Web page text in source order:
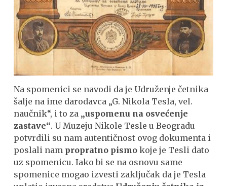
Na spomenici se navodi da je Udruženje četnika
šalje na ime darodavca „G. Nikola Tesla, vel.
naučnik“, i to za „uspomenu na osvećenje
zastave“. U Muzeju Nikole Tesle u Beogradu
potvrdili su nam autentičnost ovog dokumenta i
poslali nam propratno pismo koje je Tesli dato
uz spomenicu. Iako bi se na osnovu same
spomenice mogao izvesti zaključak da je Tesla